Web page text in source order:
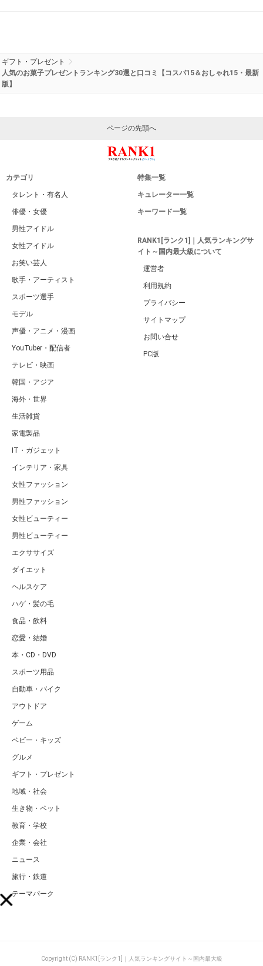
ギフト・プレゼント
人気のお菓子プレゼントランキング30選と口コミ【コスパ15＆おしゃれ15・最新
版】
ページの先頭へ
カテゴリ
タレント・有名人
俳優・女優
男性アイドル
女性アイドル
お笑い芸人
歌手・アーティスト
スポーツ選手
モデル
声優・アニメ・漫画
YouTuber・配信者
テレビ・映画
韓国・アジア
海外・世界
生活雑貨
家電製品
IT・ガジェット
インテリア・家具
女性ファッション
男性ファッション
女性ビューティー
男性ビューティー
エクササイズ
ダイエット
ヘルスケア
ハゲ・髪の毛
食品・飲料
恋愛・結婚
本・CD・DVD
スポーツ用品
自動車・バイク
アウトドア
ゲーム
ベビー・キッズ
グルメ
ギフト・プレゼント
地域・社会
生き物・ペット
教育・学校
企業・会社
ニュース
旅行・鉄道
テーマパーク
特集一覧
キュレーター一覧
キーワード一覧
RANK1[ランク1]｜人気ランキングサ
イト～国内最大級について
運営者
利用規約
プライバシー
サイトマップ
お問い合せ
PC版
Copyright (C) RANK1[ランク1]｜人気ランキングサイト～国内最大級